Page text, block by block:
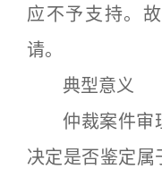
应不予支持。
请。
典型意义
仲裁案件审
决定是否鉴定属